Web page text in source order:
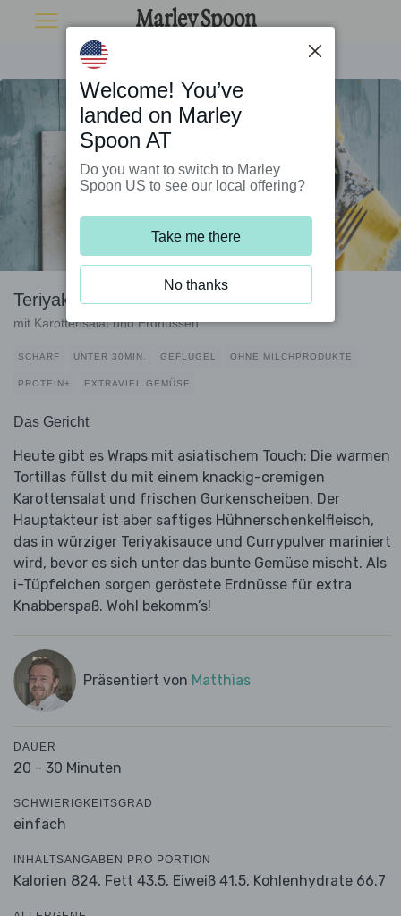
Teriyaki-Hähnchen-Wraps
mit Karottensalat und Erdnüssen
SCHARF UNTER 30MIN. GEFLÜGEL OHNE MILCHPRODUKTE
PROTEIN+ EXTRAVIEL GEMÜSE
Das Gericht
Heute gibt es Wraps mit asiatischem Touch: Die warmen
Tortillas füllst du mit einem knackig-cremigen
Karottensalat und frischen Gurkenscheiben. Der
Hauptakteur ist aber saftiges Hühnerschenkelfleisch,
das in würziger Teriyakisauce und Currypulver mariniert
wird, bevor es sich unter das bunte Gemüse mischt. Als
i-Tüpfelchen sorgen geröstete Erdnüsse für extra
Knabberspaß. Wohl bekomm’s!
Präsentiert von Matthias
DAUER
20 - 30 Minuten
SCHWIERIGKEITSGRAD
einfach
INHALTSANGABEN PRO PORTION
Kalorien 824, Fett 43.5, Eiweiß 41.5, Kohlenhydrate 66.7
Welcome! You’ve
landed on Marley
Spoon AT
Do you want to switch to Marley
Spoon US to see our local offering?
Take me there
No thanks